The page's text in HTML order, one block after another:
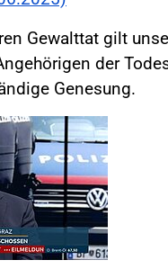
Gewalttat gilt
der
Genesung.